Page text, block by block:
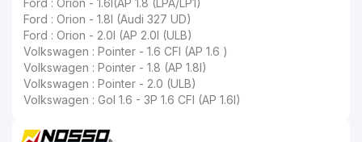
Ford : Orion - 1.8I (Audi 327 UD)
Ford : Orion - 2.0I (AP 2.0I (ULB)
Volkswagen : Pointer - 1.6 CFI (AP 1.6 )
Volkswagen : Pointer - 1.8 (AP 1.8I)
Volkswagen : Pointer - 2.0 (ULB)
Volkswagen : Gol 1.6 - 3P 1.6 CFI (AP 1.6I)